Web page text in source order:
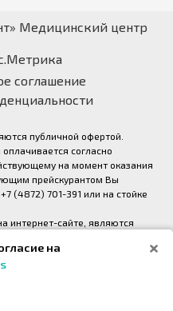
Медицинский центр
соглашение
публичной офертой.
согласно
на момент оказания
прейскурантом Вы
(4872) 701-391 или на стойке
интернет-сайте, являются
«Медрейд»)
на